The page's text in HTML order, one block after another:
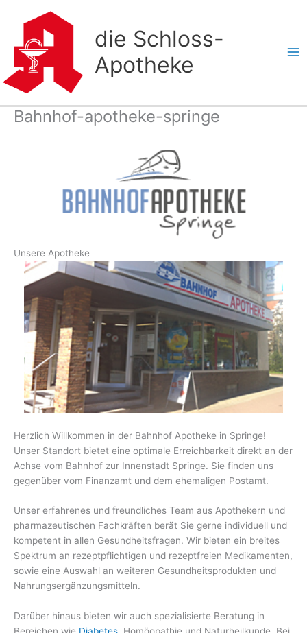
Inhalt
springen
die Schloss-
Apotheke
Bahnhof-apotheke-springe
Unsere Apotheke
Herzlich Willkommen in der Bahnhof Apotheke in Springe!
Unser Standort bietet eine optimale Erreichbarkeit direkt an der
Achse vom Bahnhof zur Innenstadt Springe. Sie finden uns
gegenüber vom Finanzamt und dem ehemaligen Postamt.
Unser erfahrenes und freundliches Team aus Apothekern und
pharmazeutischen Fachkräften berät Sie gerne individuell und
kompetent in allen Gesundheitsfragen. Wir bieten ein breites
Spektrum an rezeptpflichtigen und rezeptfreien Medikamenten,
sowie eine Auswahl an weiteren Gesundheitsprodukten und
Nahrungsergänzungsmitteln.
Darüber hinaus bieten wir auch spezialisierte Beratung in